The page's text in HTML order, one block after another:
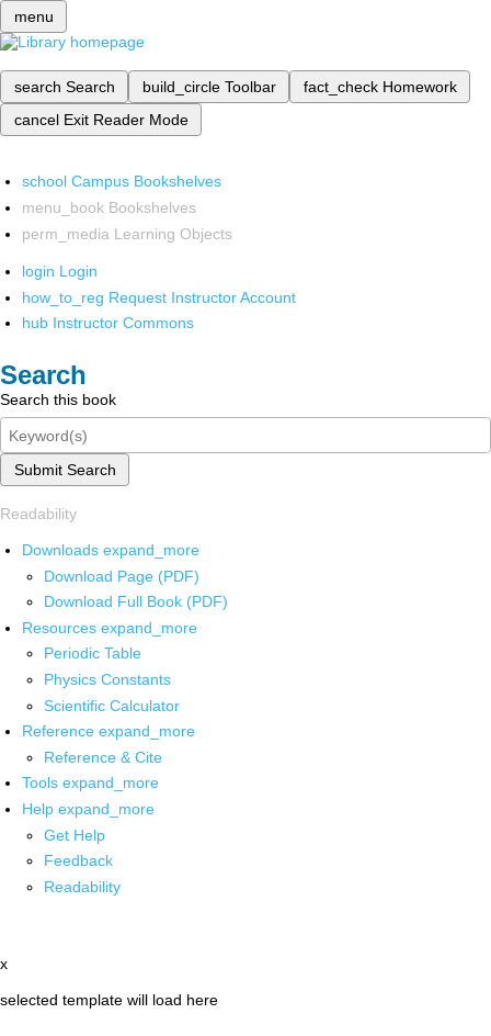
menu
search Search build_circle Toolbar fact_check Homework
cancel Exit Reader Mode
school Campus Bookshelves
menu_book Bookshelves
perm_media Learning Objects
login Login
how_to_reg Request Instructor Account
hub Instructor Commons
Search
Search this book
Submit Search
Readability
Downloads expand_more
Download Page (PDF)
Download Full Book (PDF)
Resources expand_more
Periodic Table
Physics Constants
Scientific Calculator
Reference expand_more
Reference & Cite
Tools expand_more
Help expand_more
Get Help
Feedback
Readability
x
selected template will load here